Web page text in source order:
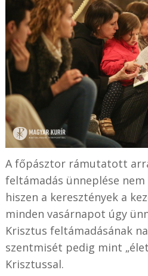
A főpásztor rámutatott
feltámadás ünneplése
hiszen a keresztények a
minden vasárnapot úgy
Krisztus feltámadásának
szentmisét pedig mint
Krisztussal.